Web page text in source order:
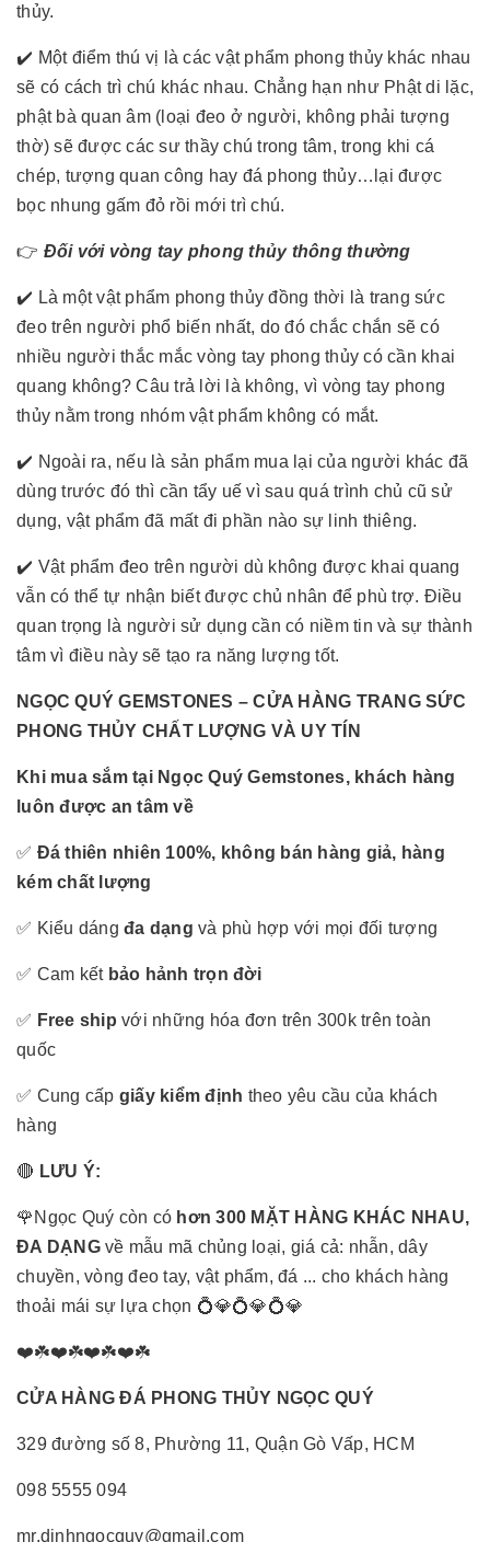
thủy.
✔️ Một điểm thú vị là các vật phẩm phong thủy khác nhau
sẽ có cách trì chú khác nhau. Chẳng hạn như Phật di lặc,
phật bà quan âm (loại đeo ở người, không phải tượng
thờ) sẽ được các sư thầy chú trong tâm, trong khi cá
chép, tượng quan công hay đá phong thủy…lại được
bọc nhung gấm đỏ rồi mới trì chú.
👉 Đối với vòng tay phong thủy thông thường
✔️ Là một vật phẩm phong thủy đồng thời là trang sức
đeo trên người phổ biến nhất, do đó chắc chắn sẽ có
nhiều người thắc mắc vòng tay phong thủy có cần khai
quang không? Câu trả lời là không, vì vòng tay phong
thủy nằm trong nhóm vật phẩm không có mắt.
✔️ Ngoài ra, nếu là sản phẩm mua lại của người khác đã
dùng trước đó thì cần tẩy uế vì sau quá trình chủ cũ sử
dụng, vật phẩm đã mất đi phần nào sự linh thiêng.
✔️ Vật phẩm đeo trên người dù không được khai quang
vẫn có thể tự nhận biết được chủ nhân để phù trợ. Điều
quan trọng là người sử dụng cần có niềm tin và sự thành
tâm vì điều này sẽ tạo ra năng lượng tốt.
NGỌC QUÝ GEMSTONES – CỬA HÀNG TRANG SỨC
PHONG THỦY CHẤT LƯỢNG VÀ UY TÍN
Khi mua sắm tại Ngọc Quý Gemstones, khách hàng
luôn được an tâm về
✅ Đá thiên nhiên 100%, không bán hàng giả, hàng
kém chất lượng
✅ Kiểu dáng đa dạng và phù hợp với mọi đối tượng
✅ Cam kết bảo hảnh trọn đời
✅ Free ship với những hóa đơn trên 300k trên toàn
quốc
✅ Cung cấp giấy kiểm định theo yêu cầu của khách
hàng
🔴 LƯU Ý:
🌹Ngọc Quý còn có hơn 300 MẶT HÀNG KHÁC NHAU,
ĐA DẠNGvề mẫu mã chủng loại, giá cả: nhẫn, dây
chuyền, vòng đeo tay, vật phẩm, đá ... cho khách hàng
thoải mái sự lựa chọn 💍💎💍💎💍💎
❤️☘️❤️☘️❤️☘️❤️☘️
CỬA HÀNG ĐÁ PHONG THỦY NGỌC QUÝ
329 đường số 8, Phường 11, Quận Gò Vấp, HCM
098 5555 094
mr.dinhngocquy@gmail.com